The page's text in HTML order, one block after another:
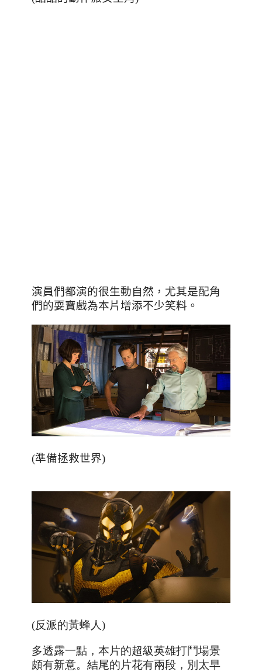
演員們都演的很生動自然，尤其是配角
們的耍寶戲為本片增添不少笑料。
(準備拯救世界)
(反派的黃蜂人)
多透露一點，本片的超級英雄打鬥場景
頗有新意。結尾的片花有兩段，別太早